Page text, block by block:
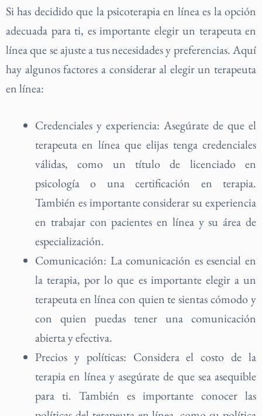
Si has decidido que la psicoterapia en línea es la opción
adecuada para ti, es importante elegir un terapeuta en
línea que se ajuste a tus necesidades y preferencias. Aquí
hay algunos factores a considerar al elegir un terapeuta
en línea:
Credenciales y experiencia: Asegúrate de que el
terapeuta en línea que elijas tenga credenciales
válidas, como un título de licenciado en
psicología o una certificación en terapia.
También es importante considerar su experiencia
en trabajar con pacientes en línea y su área de
especialización.
Comunicación: La comunicación es esencial en
la terapia, por lo que es importante elegir a un
terapeuta en línea con quien te sientas cómodo y
con quien puedas tener una comunicación
abierta y efectiva.
Precios y políticas: Considera el costo de la
terapia en línea y asegúrate de que sea asequible
para ti. También es importante conocer las